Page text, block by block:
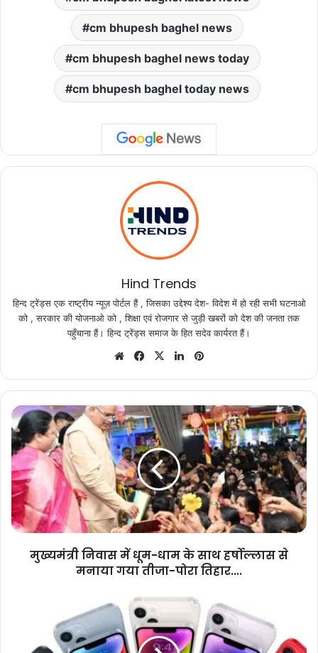
cm bhupesh baghel news
cm bhupesh baghel news today
cm bhupesh baghel today news
Hind Trends
हिन्द ट्रेंड्स एक राष्ट्रीय न्यूज़ पोर्टल हैं , जिसका उद्देश्य देश- विदेश में हो रही सभी घटनाओ
को , सरकार की योजनाओ को , शिक्षा एवं रोजगार से जुड़ी खबरों को देश की जनता तक
पहुँचाना हैं। हिन्द ट्रेंड्स समाज के हित सदेव कार्यरत हैं।
WebsiteFacebook
X LinkedIn
मुख्यमंत्री
निवास
में
धूम-
धाम
के
साथ
हर्षोल्लास
से
मुख्यमंत्री निवास में धूम-धाम के साथ हर्षोल्लास से
मनाया गया तीजा-पोरा तिहार....